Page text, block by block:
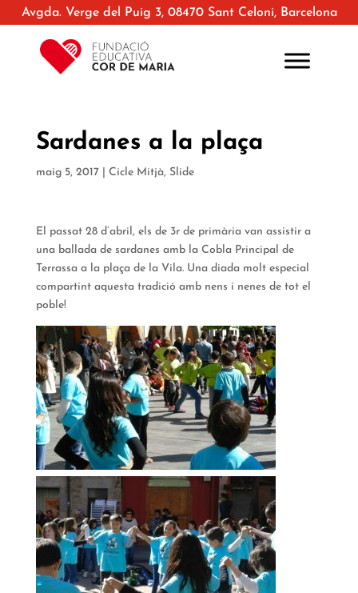
Avgda. Verge del Puig 3, 08470 Sant Celoni, Barcelona
Sardanes a la plaça
maig 5, 2017| Cicle Mitjà, Slide
El passat 28 d’abril, els de 3r de primària van assistir a
una ballada de sardanes amb la Cobla Principal de
Terrassa a la plaça de la Vila. Una diada molt especial
compartint aquesta tradició amb nens i nenes de tot el
poble!